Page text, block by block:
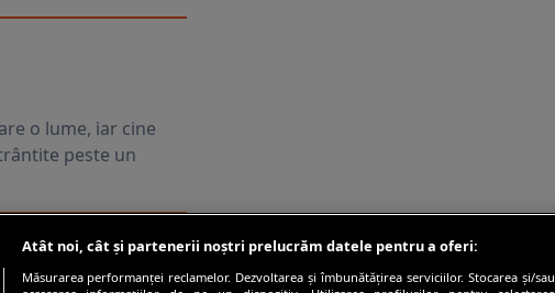
o lume, iar cine
peste un
Atât noi, cât și partenerii noștri prelucrăm datele pentru a oferi:
Măsurarea performanței reclamelor. Dezvoltarea și îmbunătățirea serviciilor. Stocarea și/sau